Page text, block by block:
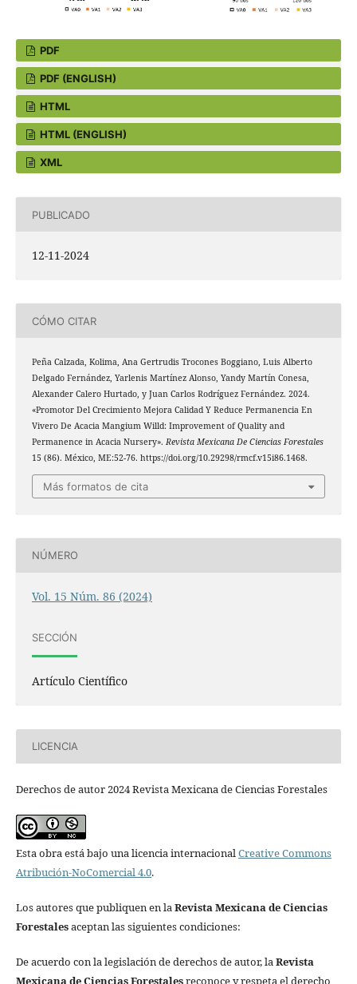
PDF
PDF (ENGLISH)
HTML
HTML (ENGLISH)
XML
PUBLICADO
12-11-2024
CÓMO CITAR
Peña Calzada, Kolima, Ana Gertrudis Trocones Boggiano, Luis Alberto
Delgado Fernández, Yarlenis Martínez Alonso, Yandy Martín Conesa,
Alexander Calero Hurtado, y Juan Carlos Rodríguez Fernández. 2024.
«Promotor Del Crecimiento Mejora Calidad Y Reduce Permanencia En
Vivero De Acacia Mangium Willd: Improvement of Quality and
Permanence in Acacia Nursery». Revista Mexicana De Ciencias Forestales
15 (86). México, ME:52-76. https://doi.org/10.29298/rmcf.v15i86.1468.
Más formatos de cita
NÚMERO
Vol. 15 Núm. 86 (2024)
SECCIÓN
Artículo Científico
LICENCIA
Derechos de autor 2024 Revista Mexicana de Ciencias Forestales
Esta obra está bajo una licencia internacionalCreative Commons
Atribución-NoComercial 4.0.
Los autores que publiquen en laRevista Mexicana de Ciencias
Forestalesaceptan las siguientes condiciones:
De acuerdo con la legislación de derechos de autor, laRevista
Mexicana de Ciencias Forestalesreconoce y respeta el derecho